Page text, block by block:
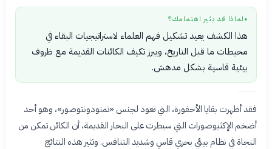
● لماذا قد يثير اهتمامك؟
هذا الكشف يعيد تشكيل فهم العلماء لاستراتيجيات البقاء في
محيطات ما قبل التاريخ، ويبرز تكيف الكائنات القديمة مع ظروف
بيئية قاسية بشكل مدهش.
فقد أظهرت بقايا الأحفورة، التي تعود لجنس «تمنودونتوصور»، وهو أحد
أضخم الإكثيوصورات التي سيطرت على البحار القديمة، أن الكائن تمكن من
النجاة في نظام بيئي بحري قاسٍ وشديد التنافس. وتثير هذه النتائج